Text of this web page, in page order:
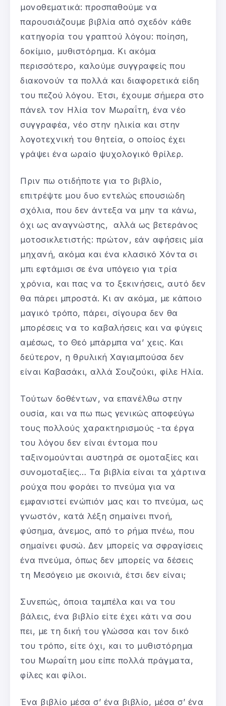
μονοθεματικά: προσπαθούμε να
παρουσιάζουμε βιβλία από σχεδόν κάθε
κατηγορία του γραπτού λόγου: ποίηση,
δοκίμιο, μυθιστόρημα. Κι ακόμα
περισσότερο, καλούμε συγγραφείς που
διακονούν τα πολλά και διαφορετικά είδη
του πεζού λόγου. Έτσι, έχουμε σήμερα στο
πάνελ τον Ηλία τον Μωραΐτη, ένα νέο
συγγραφέα, νέο στην ηλικία και στην
λογοτεχνική του θητεία, ο οποίος έχει
γράψει ένα ωραίο ψυχολογικό θρίλερ.
Πριν πω οτιδήποτε για το βιβλίο,
επιτρέψτε μου δυο εντελώς επουσιώδη
σχόλια, που δεν άντεξα να μην τα κάνω,
όχι ως αναγνώστης, αλλά ως βετεράνος
μοτοσικλετιστής: πρώτον, εάν αφήσεις μία
μηχανή, ακόμα και ένα κλασικό Χόντα σι
μπι εφτάμισι σε ένα υπόγειο για τρία
χρόνια, και πας να το ξεκινήσεις, αυτό δεν
θα πάρει μπροστά. Κι αν ακόμα, με κάποιο
μαγικό τρόπο, πάρει, σίγουρα δεν θα
μπορέσεις να το καβαλήσεις και να φύγεις
αμέσως, το Θεό μπάρμπα να’ χεις. Και
δεύτερον, η θρυλική Χαγιαμπούσα δεν
είναι Καβασάκι, αλλά Σουζούκι, φίλε Ηλία.
Τούτων δοθέντων, να επανέλθω στην
ουσία, και να πω πως γενικώς αποφεύγω
τους πολλούς χαρακτηρισμούς -τα έργα
του λόγου δεν είναι έντομα που
ταξινομούνται αυστηρά σε ομοταξίες και
συνομοταξίες… Τα βιβλία είναι τα χάρτινα
ρούχα που φοράει το πνεύμα για να
εμφανιστεί ενώπιόν μας και το πνεύμα, ως
γνωστόν, κατά λέξη σημαίνει πνοή,
φύσημα, άνεμος, από το ρήμα πνέω, που
σημαίνει φυσώ. Δεν μπορείς να σφραγίσεις
ένα πνεύμα, όπως δεν μπορείς να δέσεις
τη Μεσόγειο με σκοινιά, έτσι δεν είναι;
Συνεπώς, όποια ταμπέλα και να του
βάλεις, ένα βιβλίο είτε έχει κάτι να σου
πει, με τη δική του γλώσσα και τον δικό
του τρόπο, είτε όχι, και το μυθιστόρημα
του Μωραΐτη μου είπε πολλά πράγματα,
φίλες και φίλοι.
Ένα βιβλίο μέσα σ’ ένα βιβλίο, μέσα σ’ ένα